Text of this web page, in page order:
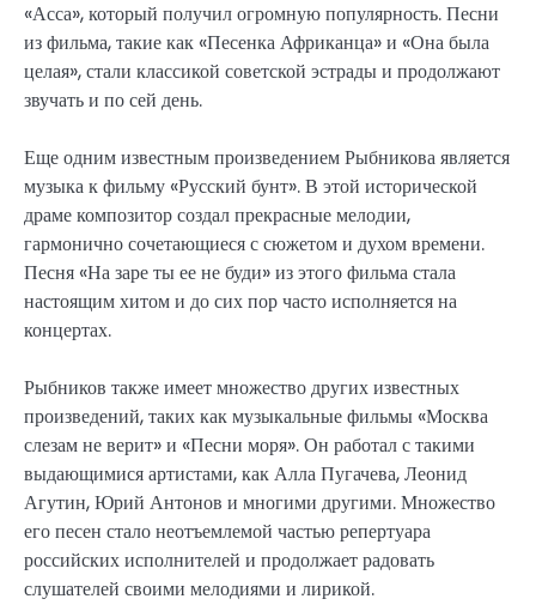
«Асса», который получил огромную популярность. Песни
из фильма, такие как «Песенка Африканца» и «Она была
целая», стали классикой советской эстрады и продолжают
звучать и по сей день.
Еще одним известным произведением Рыбникова является
музыка к фильму «Русский бунт». В этой исторической
драме композитор создал прекрасные мелодии,
гармонично сочетающиеся с сюжетом и духом времени.
Песня «На заре ты ее не буди» из этого фильма стала
настоящим хитом и до сих пор часто исполняется на
концертах.
Рыбников также имеет множество других известных
произведений, таких как музыкальные фильмы «Москва
слезам не верит» и «Песни моря». Он работал с такими
выдающимися артистами, как Алла Пугачева, Леонид
Агутин, Юрий Антонов и многими другими. Множество
его песен стало неотъемлемой частью репертуара
российских исполнителей и продолжает радовать
слушателей своими мелодиями и лирикой.